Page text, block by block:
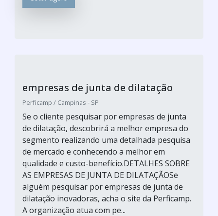
empresas de junta de dilatação
Perficamp / Campinas - SP
Se o cliente pesquisar por empresas de junta
de dilatação, descobrirá a melhor empresa do
segmento realizando uma detalhada pesquisa
de mercado e conhecendo a melhor em
qualidade e custo-benefício.DETALHES SOBRE
AS EMPRESAS DE JUNTA DE DILATAÇÃOSe
alguém pesquisar por empresas de junta de
dilatação inovadoras, acha o site da Perficamp.
A organização atua com pe...